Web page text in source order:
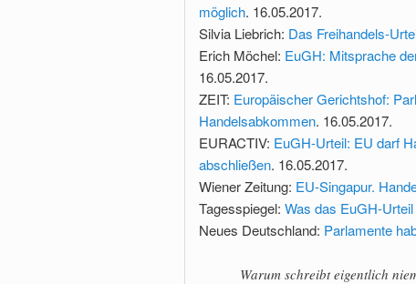
möglich. 16.05.2017.
Silvia Liebrich: Das Freihandels-
Erich Möchel: EuGH: Mitsprache
16.05.2017.
ZEIT: Europäischer Gerichtshof:
Handelsabkommen. 16.05.2017.
EURACTIV: EuGH-Urteil: EU darf
abschließen. 16.05.2017.
Wiener Zeitung: EU-Singapur.
Tagesspiegel: Was das EuGH-
Neues Deutschland: Parlamente
Warum schreibt eigentlich